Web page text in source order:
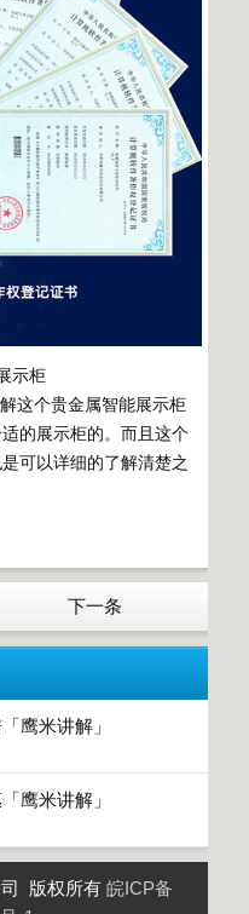
示柜
这个贵金属智能展示柜
的展示柜的。而且这个
可以详细的了解清楚之
下一条
鹰米讲解」
鹰米讲解」
版权所有 皖ICP备